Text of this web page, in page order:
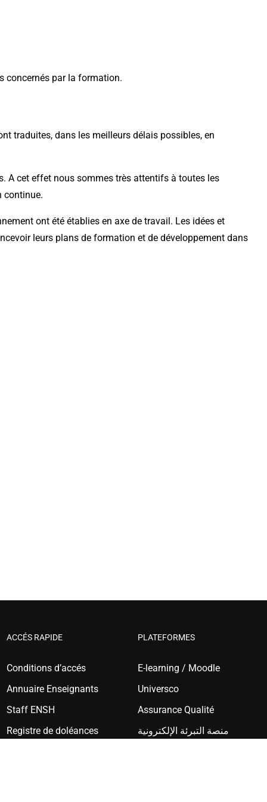
concernés par la formation.
traduites, dans les meilleurs délais possibles, en
A cet effet nous sommes très attentifs à toutes les
continue.
ont été établies en axe de travail. Les idées et
leurs plans de formation et de développement dans
ACCÉS RAPIDE
Conditions d’accés
Annuaire Enseignants
Staff ENSH
Registre de doléances
PLATEFORMES
E-learning / Moodle
Universco
Assurance Qualité
منصة التبرئة الإلكترونية